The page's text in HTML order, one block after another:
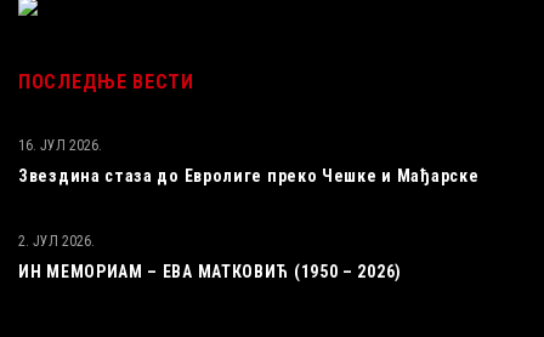
ПОСЛЕДЊЕ ВЕСТИ
Звездина стаза до Евролиге преко Чешке и Мађарске
16. ЈУЛ 2026.
ИН МЕМОРИАМ – ЕВА МАТКОВИЋ (1950 – 2026)
2. ЈУЛ 2026.